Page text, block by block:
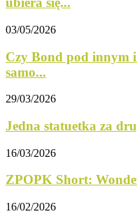
03/05/2026
Czy Bond pod innym
samo...
29/03/2026
Jedna statuetka za
16/03/2026
ZPOPK Short:
16/02/2026